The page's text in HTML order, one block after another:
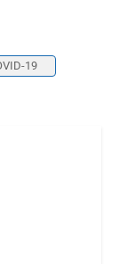
19